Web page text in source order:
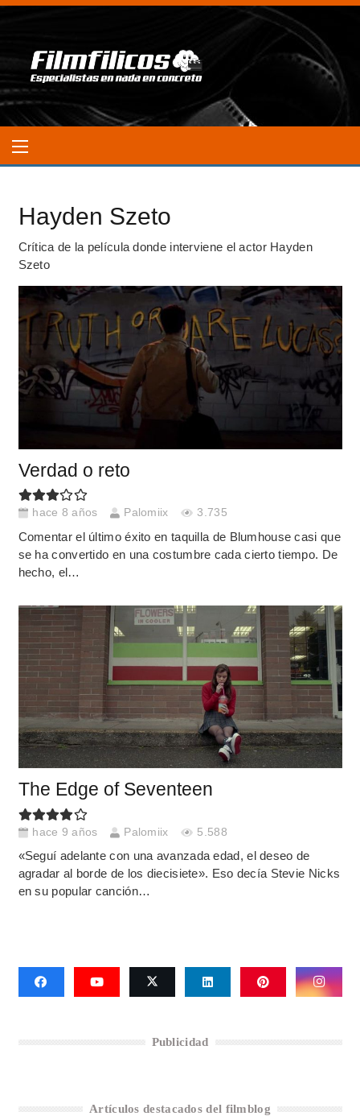
Hayden Szeto
Crítica de la película donde interviene el actor Hayden
Szeto
Verdad o reto
hace 8 años Palomiix 3.735
Comentar el último éxito en taquilla de Blumhouse casi que
se ha convertido en una costumbre cada cierto tiempo. De
hecho, el…
The Edge of Seventeen
hace 9 años Palomiix 5.588
«Seguí adelante con una avanzada edad, el deseo de
agradar al borde de los diecisiete». Eso decía Stevie Nicks
en su popular canción…
Publicidad
Artículos destacados del filmblog